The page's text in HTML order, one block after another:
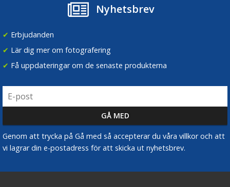
Nyhetsbrev
✔ Erbjudanden
✔ Lär dig mer om fotografering
✔ Få uppdateringar om de senaste produkterna
Genom att trycka på Gå med så accepterar du våra villkor och att
vi lagrar din e-postadress för att skicka ut nyhetsbrev.